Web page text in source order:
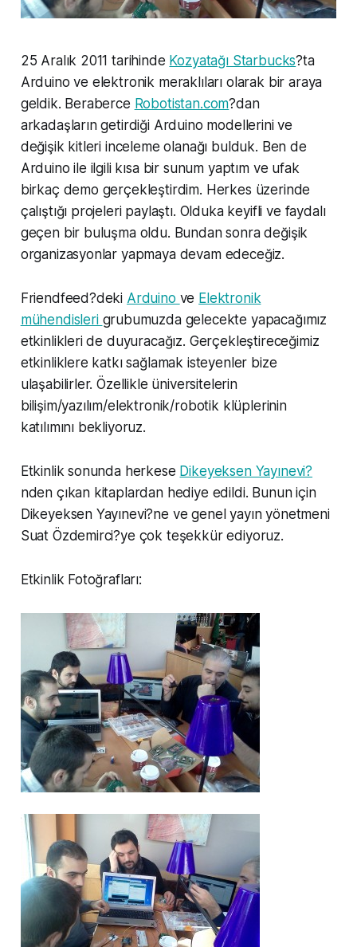
25 Aralık 2011 tarihinde Kozyatağı Starbucks?ta
Arduino ve elektronik meraklıları olarak bir araya
geldik. Beraberce Robotistan.com?dan
arkadaşların getirdiği Arduino modellerini ve
değişik kitleri inceleme olanağı bulduk. Ben de
Arduino ile ilgili kısa bir sunum yaptım ve ufak
birkaç demo gerçekleştirdim. Herkes üzerinde
çalıştığı projeleri paylaştı. Olduka keyifli ve faydalı
geçen bir buluşma oldu. Bundan sonra değişik
organizasyonlar yapmaya devam edeceğiz.
Friendfeed?deki Arduino ve Elektronik
mühendisleri grubumuzda gelecekte yapacağımız
etkinlikleri de duyuracağız. Gerçekleştireceğimiz
etkinliklere katkı sağlamak isteyenler bize
ulaşabilirler. Özellikle üniversitelerin
bilişim/yazılım/elektronik/robotik klüplerinin
katılımını bekliyoruz.
Etkinlik sonunda herkese Dikeyeksen Yayınevi?
nden çıkan kitaplardan hediye edildi. Bunun için
Dikeyeksen Yayınevi?ne ve genel yayın yönetmeni
Suat Özdemirci?ye çok teşekkür ediyoruz.
Etkinlik Fotoğrafları: